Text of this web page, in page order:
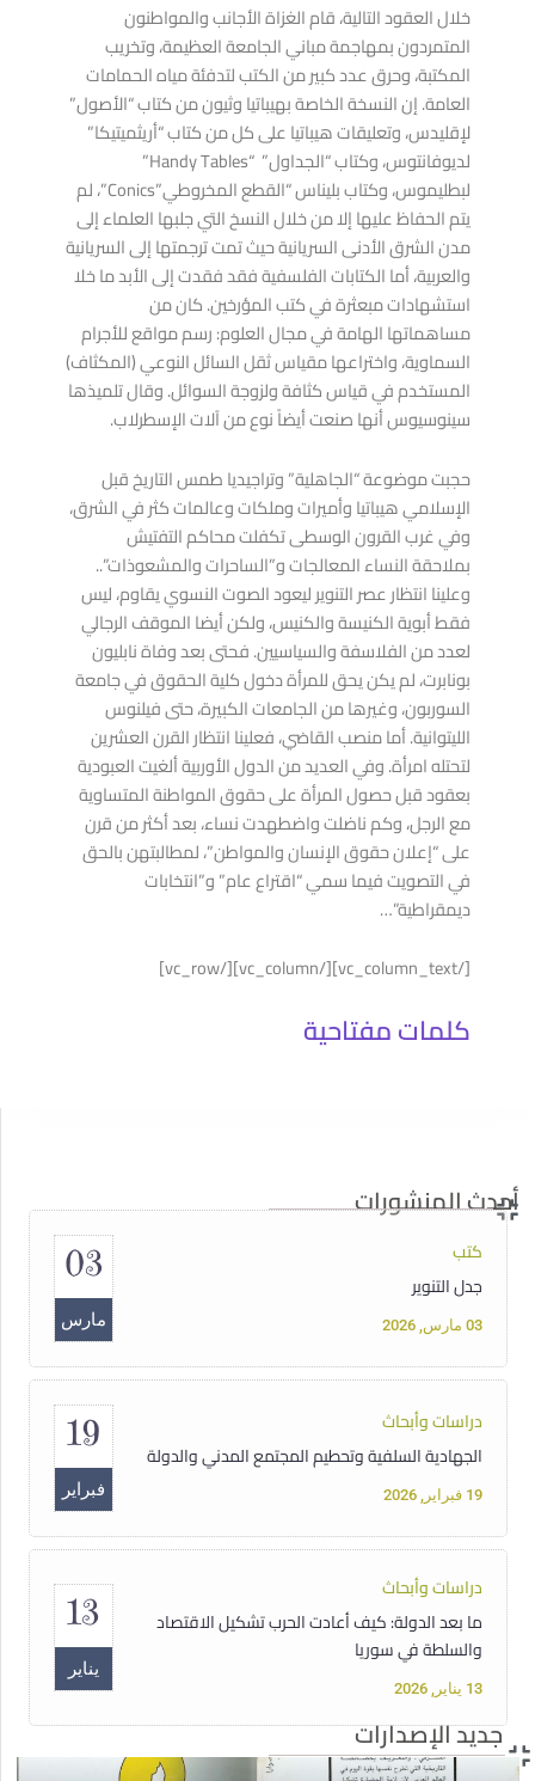
أحدث المنشورات
دراسات وأبحاث
ما بعد الدولة: كيف أعادت الحرب تشكيل الاقتصاد
والسلطة في سوريا
13
يناير
دبلوم
كتب
جدل التنوير
03 مارس, 2026
03
مارس
دراسات وأبحاث
الجهادية السلفية وتحطيم المجتمع المدني والدولة
19 فبراير, 2026
19
فبراير
دراسات وأبحاث
ما بعد الدولة: كيف أعادت الحرب تشكيل الاقتصاد
والسلطة في سوريا
13 يناير, 2026
13
يناير
جديد الإصدارات
خلال العقود التالية، قام الغزاة الأجانب والمواطنون
المتمردون بمهاجمة مباني الجامعة العظيمة، وتخريب
المكتبة، وحرق عدد كبير من الكتب لتدفئة مياه الحمامات
العامة. إن النسخة الخاصة بهيباتيا وثيون من كتاب “الأصول”
لإقليدس، وتعليقات هيباتيا على كل من كتاب “أريثميتيكا”
لديوفانتوس، وكتاب “الجداول” “Handy Tables”
لبطليموس، وكتاب بليناس “القطع المخروطي”Conics”، لم
يتم الحفاظ عليها إلا من خلال النسخ التي جلبها العلماء إلى
مدن الشرق الأدنى السريانية حيث تمت ترجمتها إلى السريانية
والعربية، أما الكتابات الفلسفية فقد فقدت إلى الأبد ما خلا
استشهادات مبعثرة في كتب المؤرخين. كان من
مساهماتها الهامة في مجال العلوم: رسم مواقع للأجرام
السماوية، واختراعها مقياس ثقل السائل النوعي (المكثاف)
المستخدم في قياس كثافة ولزوجة السوائل. وقال تلميذها
سينوسيوس أنها صنعت أيضاً نوع من آلات الإسطرلاب.
حجبت موضوعة “الجاهلية” وتراجيديا طمس التاريخ قبل
الإسلامي هيباتيا وأميرات وملكات وعالمات كثر في الشرق،
وفي غرب القرون الوسطى تكفلت محاكم التفتيش
بملاحقة النساء المعالجات و”الساحرات والمشعوذات”..
وعلينا انتظار عصر التنوير ليعود الصوت النسوي يقاوم، ليس
فقط أبوية الكنيسة والكنيس، ولكن أيضا الموقف الرجالي
لعدد من الفلاسفة والسياسيين. فحتى بعد وفاة نابليون
بونابرت، لم يكن يحق للمرأة دخول كلية الحقوق في جامعة
السوربون، وغيرها من الجامعات الكبيرة، حتى فيلنوس
الليتوانية. أما منصب القاضي، فعلينا انتظار القرن العشرين
لتحتله امرأة. وفي العديد من الدول الأوربية ألغيت العبودية
بعقود قبل حصول المرأة على حقوق المواطنة المتساوية
مع الرجل، وكم ناضلت واضطهدت نساء، بعد أكثر من قرن
على “إعلان حقوق الإنسان والمواطن”، لمطالبتهن بالحق
في التصويت فيما سمي “اقتراع عام” و”انتخابات
ديمقراطية”…
كلمات مفتاحية